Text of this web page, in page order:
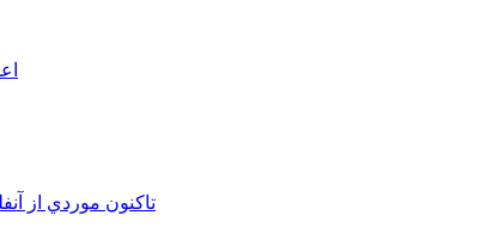
تاکنون موردي از